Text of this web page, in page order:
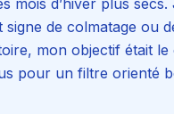
d’hiver plus secs.
de colmatage ou
mon objectif était
pour un filtre orienté